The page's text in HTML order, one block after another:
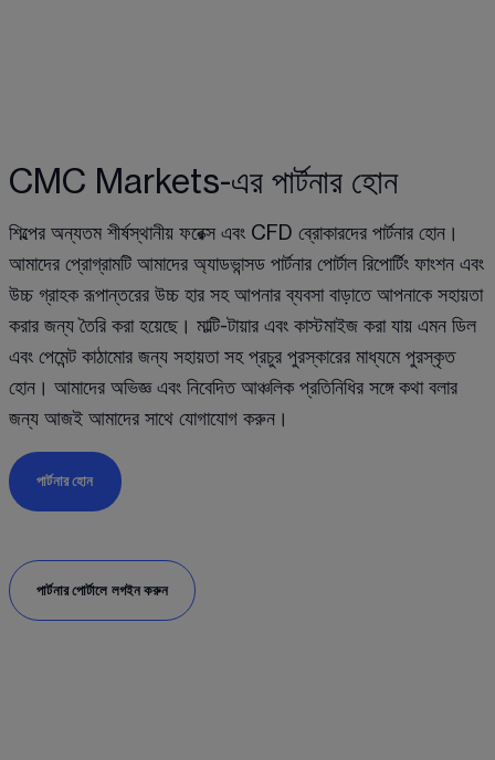
CMC Markets-এর পার্টনার হোন
শিল্পের অন্যতম শীর্ষস্থানীয় ফরেক্স এবং CFD ব্রোকারদের পার্টনার হোন।
আমাদের প্রোগ্রামটি আমাদের অ্যাডভান্সড পার্টনার পোর্টাল রিপোর্টিং ফাংশন এবং
উচ্চ গ্রাহক রূপান্তরের উচ্চ হার সহ আপনার ব্যবসা বাড়াতে আপনাকে সহায়তা
করার জন্য তৈরি করা হয়েছে। মাল্টি-টায়ার এবং কাস্টমাইজ করা যায় এমন ডিল
এবং পেমেন্ট কাঠামোর জন্য সহায়তা সহ প্রচুর পুরস্কারের মাধ্যমে পুরস্কৃত
হোন। আমাদের অভিজ্ঞ এবং নিবেদিত আঞ্চলিক প্রতিনিধির সঙ্গে কথা বলার
জন্য আজই আমাদের সাথে যোগাযোগ করুন।
পার্টনার হোন
পার্টনার পোর্টালে লগইন করুন